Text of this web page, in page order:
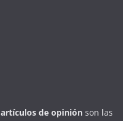
de opinión son las